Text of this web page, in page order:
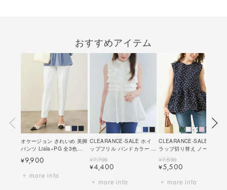
おすすめアイテム
オケージョン きれいめ 美脚
パンツ Liala×PG 全3色｜
¥9,900
more info
CLEARANCE-SALE ホイ
ップフリル バンドカラー ノ
Liala×PG 全3色｜lpg821-
2126【1】
¥7,700
¥4,400
more info
CLEARANCE-SALE スカ
ラップ切り替え ノースリー
色｜lpg811-1360【10】
¥7,590
¥5,500
more info